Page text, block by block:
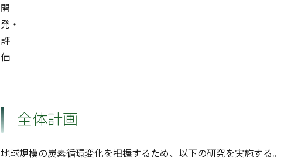
開
発・
評
価
全体計画
地球規模の炭素循環変化を把握するため、以下の研究を実施する。